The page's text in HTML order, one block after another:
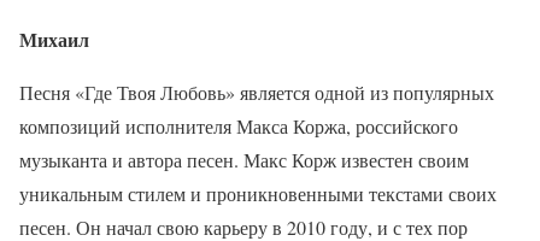
Михаил
Песня «Где Твоя Любовь» является одной из популярных
композиций исполнителя Макса Коржа, российского
музыканта и автора песен. Макс Корж известен своим
уникальным стилем и проникновенными текстами своих
песен. Он начал свою карьеру в 2010 году, и с тех пор